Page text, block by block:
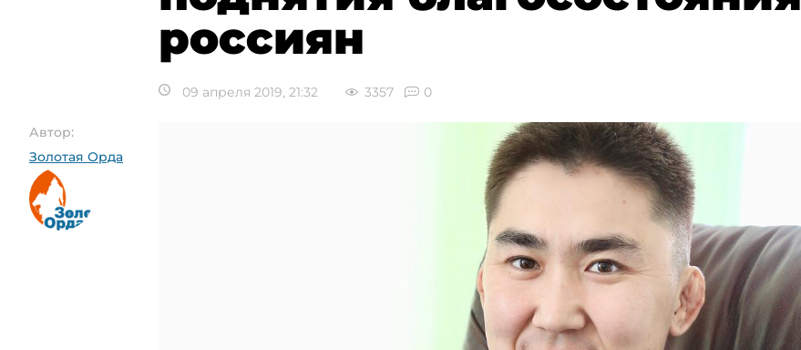
россиян
09 апреля 2019, 21:32 3357 0
Автор:
Золотая Орда